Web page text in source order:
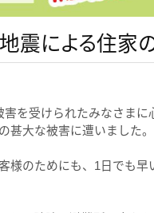
震による住家
を受けられたみなさま
甚大な被害に遭いました。
様のためにも、1日でも